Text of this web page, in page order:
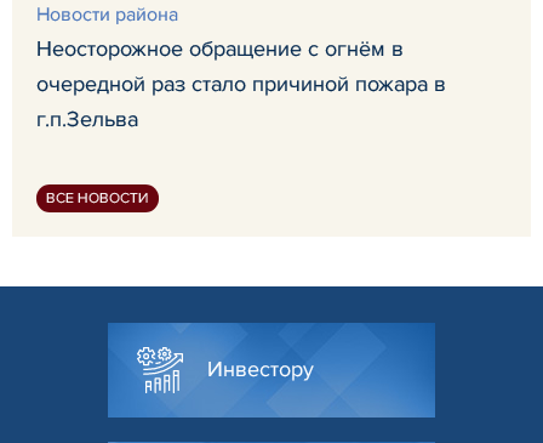
Новости района
Неосторожное обращение с огнём в
очередной раз стало причиной пожара в
г.п.Зельва
ВСЕ НОВОСТИ
Инвестору